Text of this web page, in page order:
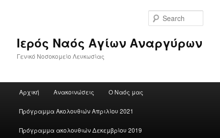
Ιερός Ναός Αγίων Αναργύρων
Γενικό Νοσοκομείο Λευκωσίας
Αρχική Ανακοινώσεις Ο Ναός μας
Πρόγραμμα Ακολουθιών Απριλίου 2021
Πρόγραμμα ακολουθιών Δεκεμβρίου 2019